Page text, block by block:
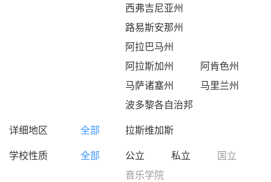
西弗吉尼亚州
路易斯安那州
阿拉巴马州
阿拉斯加州
阿肯色州
马萨诸塞州
马里兰州
波多黎各自治邦
详细地区
全部
拉斯维加斯
学校性质
全部 公立 私立
国立
音乐学院